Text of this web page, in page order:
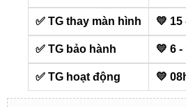
✅ TG thay màn hình 💛 15
✅ TG bảo hành 💛 6
✅ TG hoạt động 💛